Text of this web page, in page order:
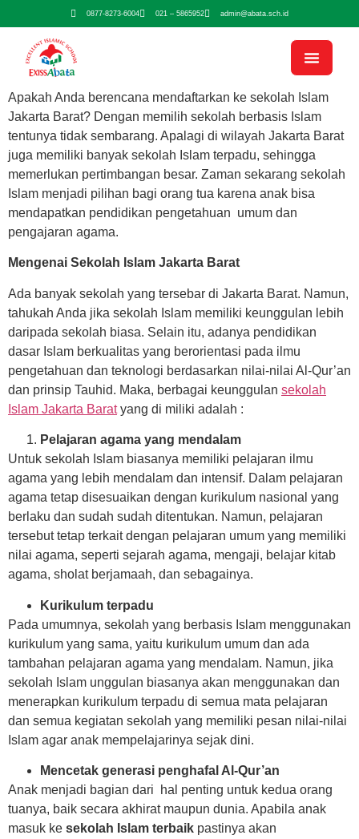
0877-8273-6004 021 – 5865952 admin@abata.sch.id
Apakah Anda berencana mendaftarkan ke sekolah Islam
Jakarta Barat? Dengan memilih sekolah berbasis Islam
tentunya tidak sembarang. Apalagi di wilayah Jakarta Barat
juga memiliki banyak sekolah Islam terpadu, sehingga
memerlukan pertimbangan besar. Zaman sekarang sekolah
Islam menjadi pilihan bagi orang tua karena anak bisa
mendapatkan pendidikan pengetahuan umum dan
pengajaran agama.
Mengenai Sekolah Islam Jakarta Barat
Ada banyak sekolah yang tersebar di Jakarta Barat. Namun,
tahukah Anda jika sekolah Islam memiliki keunggulan lebih
daripada sekolah biasa. Selain itu, adanya pendidikan
dasar Islam berkualitas yang berorientasi pada ilmu
pengetahuan dan teknologi berdasarkan nilai-nilai Al-Qur’an
dan prinsip Tauhid. Maka, berbagai keunggulan sekolah
Islam Jakarta Baratyang di miliki adalah :
Pelajaran agama yang mendalam
Untuk sekolah Islam biasanya memiliki pelajaran ilmu
agama yang lebih mendalam dan intensif. Dalam pelajaran
agama tetap disesuaikan dengan kurikulum nasional yang
berlaku dan sudah sudah ditentukan. Namun, pelajaran
tersebut tetap terkait dengan pelajaran umum yang memiliki
nilai agama, seperti sejarah agama, mengaji, belajar kitab
agama, sholat berjamaah, dan sebagainya.
Kurikulum terpadu
Pada umumnya, sekolah yang berbasis Islam menggunakan
kurikulum yang sama, yaitu kurikulum umum dan ada
tambahan pelajaran agama yang mendalam. Namun, jika
sekolah Islam unggulan biasanya akan menggunakan dan
menerapkan kurikulum terpadu di semua mata pelajaran
dan semua kegiatan sekolah yang memiliki pesan nilai-nilai
Islam agar anak mempelajarinya sejak dini.
Mencetak generasi penghafal Al-Qur’an
Anak menjadi bagian dari hal penting untuk kedua orang
tuanya, baik secara akhirat maupun dunia. Apabila anak
masuk ke sekolah Islam terbaik pastinya akan